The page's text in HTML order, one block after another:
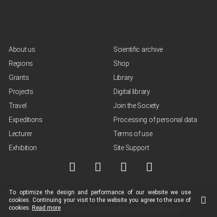
About us
Regions
Grants
Projects
Travel
Expeditions
Lecturer
Exhibition
Scientific archive
Shop
Library
Digital library
Join the Society
Processing of personal data
Terms of use
Site Support
© NGO "Russian Geographical Society", 2013-2026
Terms of use of materials
To optimize the design and performance of our websitewe use
cookies. Continuing your visit to the website you agree to the use of
cookies. Read more